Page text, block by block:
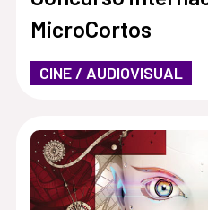
MicroCortos
CINE / AUDIOVISUAL